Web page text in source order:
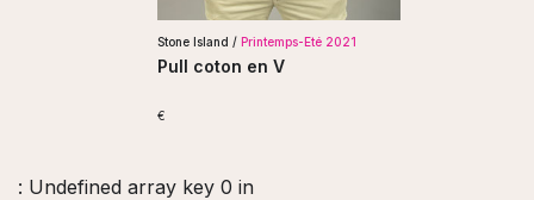
Stone Island / Printemps-Eté 2021
Pull coton en V
€
: Undefined array key 0 in